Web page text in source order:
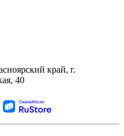
край, г.
40